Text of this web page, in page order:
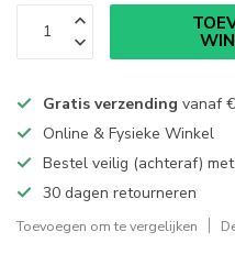
Gratis verzending vanaf
Online & Fysieke Winkel
Bestel veilig (achteraf)
30 dagen retourneren
Toevoegen om te vergelijken